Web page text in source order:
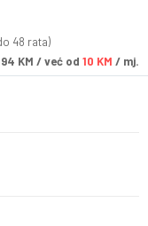
48 rata)
KM / već od 10 KM / mj.